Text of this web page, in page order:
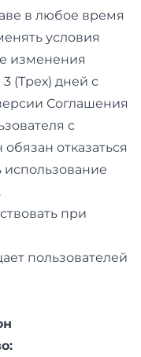
в любое время
условия
изменения
(Трех) дней с
Соглашения
с
отказаться
использование
при
пользователей